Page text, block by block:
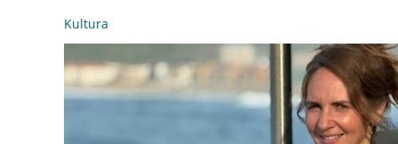
Kultura